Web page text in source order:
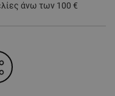
άνω των 100 €